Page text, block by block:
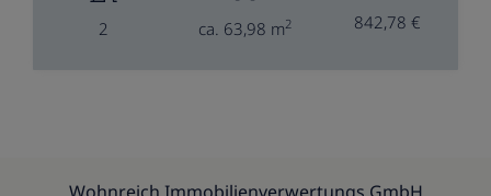
2 ca. 63,98 m2 842,78 €